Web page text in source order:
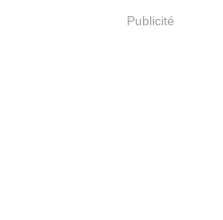
Publicité